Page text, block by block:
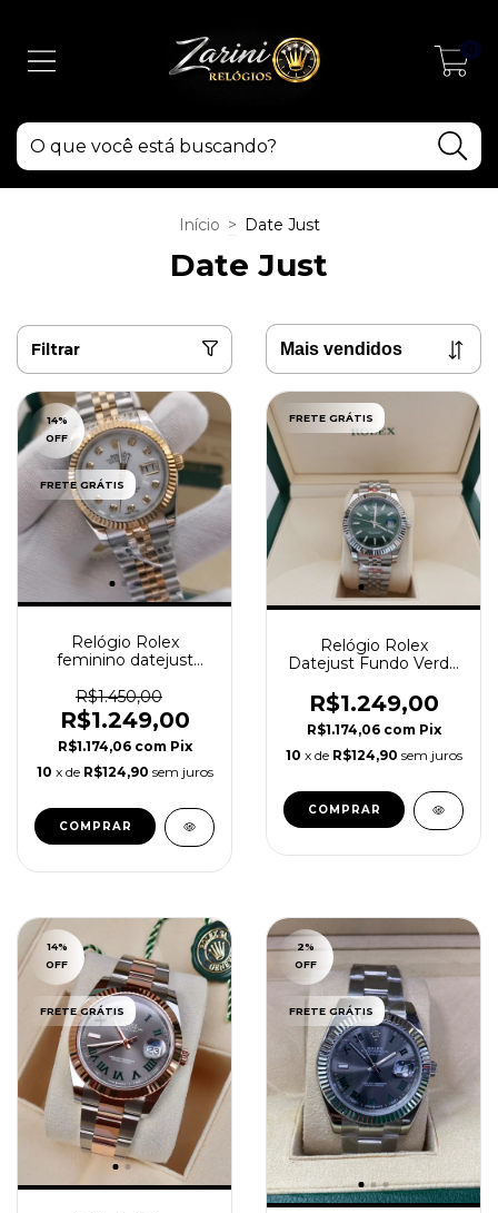
0
Início > Date Just
Date Just
Filtrar
14%
OFF
FRETE GRÁTIS
Relógio Rolex
feminino datejust
R$1.450,00
R$1.249,00
R$1.174,06 com Pix
10 x de R$124,90 sem juros
FRETE GRÁTIS
Relógio Rolex
Datejust Fundo Verde
R$1.249,00
R$1.174,06 com Pix
10 x de R$124,90 sem juros
COMPRAR
14%
OFF
FRETE GRÁTIS
2%
OFF
FRETE GRÁTIS